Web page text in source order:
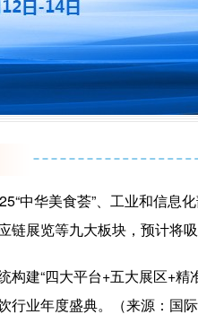
中华美食荟”、工业和信息
链展览等九大板块，预计将
构建“四大平台+五大展区+
行业年度盛典。（来源：国